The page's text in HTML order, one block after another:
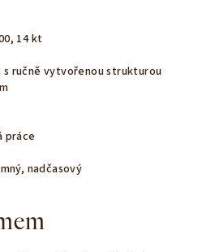
14 kt
s ručně vytvořenou strukturou
práce
nadčasový